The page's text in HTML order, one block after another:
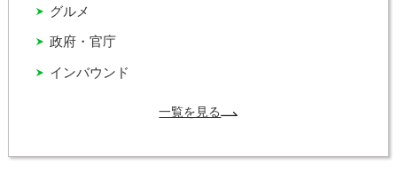
インバウンド
グルメ
政府・官庁
一覧を見る